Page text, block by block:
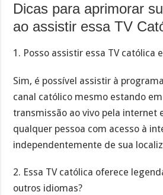
Dicas para aprimorar
ao assistir essa TV
1. Posso assistir essa TV católica
Sim, é possível assistir à
canal católico mesmo estando
transmissão ao vivo pela internet
qualquer pessoa com acesso à
independentemente de sua
2. Essa TV católica oferece
outros idiomas?